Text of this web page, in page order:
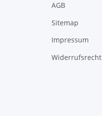
AGB
Sitemap
Impressum
Widerrufsrecht